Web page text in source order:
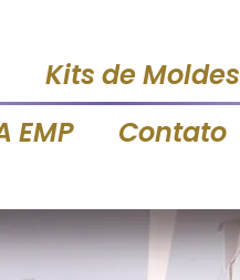
Kits de Moldes
EMP
Contato